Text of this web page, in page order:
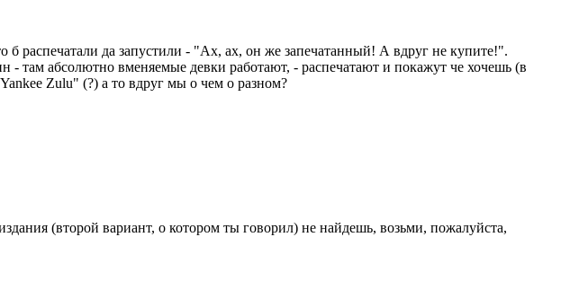
распечатали да запустили - "Ах, ах, он же запечатанный! А вдруг не купите!".
там абсолютно вменяемые девки работают, - распечатают и покажут че хочешь (в
Zulu" (?) а то вдруг мы о чем о разном?
(второй вариант, о котором ты говорил) не найдешь, возьми, пожалуйста,